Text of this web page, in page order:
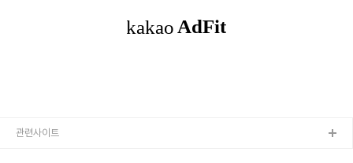
Automotive OS (+ 도서 번역 if 책이 출간 되면) Open S..
관련사이트